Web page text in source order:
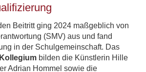
Beitritt ging 2024 maßgeblich von
(SMV) aus und fand
in der Schulgemeinschaft. Das
bilden die Künstlerin Hille
Adrian Hommel sowie die